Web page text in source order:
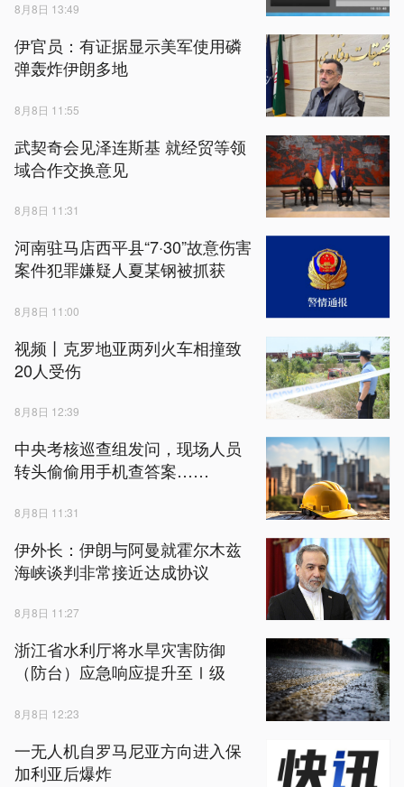
8月8日 13:49
伊官员：有证据显示美军使用磷
弹轰炸伊朗多地
8月8日 11:55
武契奇会见泽连斯基 就经贸等领
域合作交换意见
8月8日 11:31
河南驻马店西平县“7·30”故意伤害
案件犯罪嫌疑人夏某钢被抓获
8月8日 11:00
视频丨克罗地亚两列火车相撞致
20人受伤
8月8日 12:39
中央考核巡查组发问，现场人员
转头偷偷用手机查答案……
8月8日 11:31
伊外长：伊朗与阿曼就霍尔木兹
海峡谈判非常接近达成协议
8月8日 11:27
浙江省水利厅将水旱灾害防御
（防台）应急响应提升至Ⅰ级
8月8日 12:23
一无人机自罗马尼亚方向进入保
加利亚后爆炸